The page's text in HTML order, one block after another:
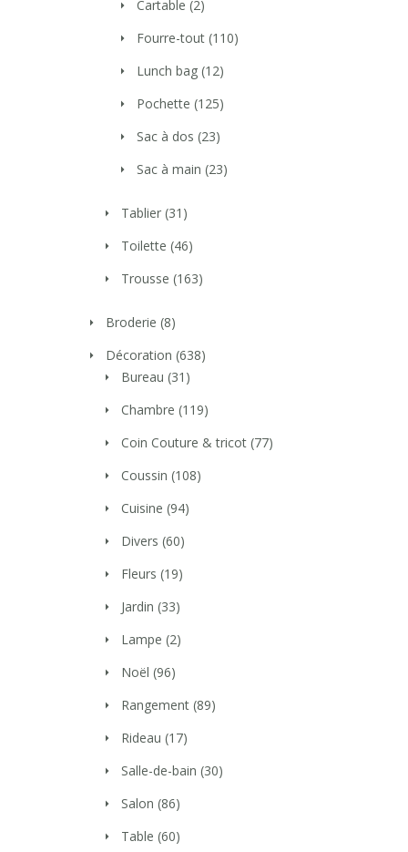
Cartable (2)
Fourre-tout (110)
Lunch bag (12)
Pochette (125)
Sac à dos (23)
Sac à main (23)
Tablier (31)
Toilette (46)
Trousse (163)
Broderie (8)
Décoration (638)
Bureau (31)
Chambre (119)
Coin Couture & tricot (77)
Coussin (108)
Cuisine (94)
Divers (60)
Fleurs (19)
Jardin (33)
Lampe (2)
Noël (96)
Rangement (89)
Rideau (17)
Salle-de-bain (30)
Salon (86)
Table (60)